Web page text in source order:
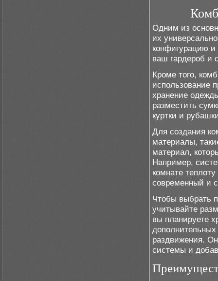
Одним из
их
конфигурацию
ваш гардероб и
Кроме того,
использование
хранение
разместить
куртки и
Для создания
материалы,
материал,
Например,
комнате
современный и
Чтобы выбрать
учитывайте
вы планируете
раздвижения.
системы и